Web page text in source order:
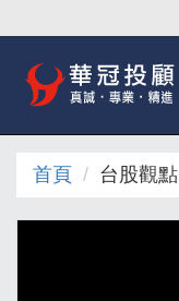
首頁 台股觀點